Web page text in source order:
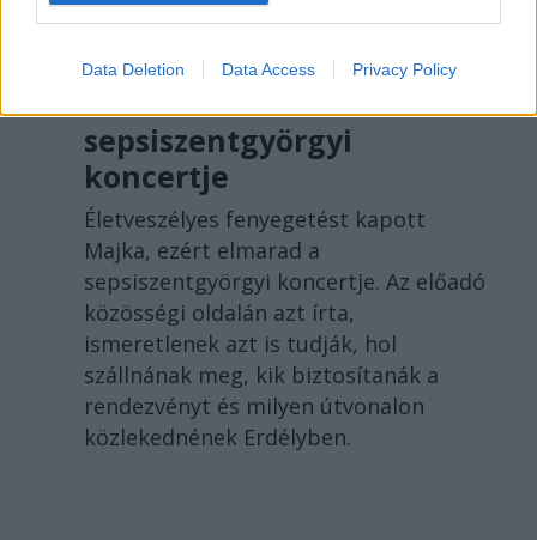
Data Deletion Data Access Privacy Policy
Életveszélyesen
megfenyegették Majkát,
elmarad a
sepsiszentgyörgyi
koncertje
Életveszélyes fenyegetést kapott
Majka, ezért elmarad a
sepsiszentgyörgyi koncertje. Az előadó
közösségi oldalán azt írta,
ismeretlenek azt is tudják, hol
szállnának meg, kik biztosítanák a
rendezvényt és milyen útvonalon
közlekednének Erdélyben.